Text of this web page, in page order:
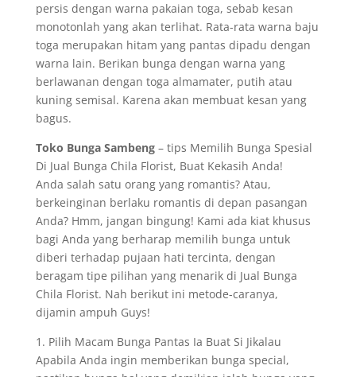
persis dengan warna pakaian toga, sebab kesan
monotonlah yang akan terlihat. Rata-rata warna baju
toga merupakan hitam yang pantas dipadu dengan
warna lain. Berikan bunga dengan warna yang
berlawanan dengan toga almamater, putih atau
kuning semisal. Karena akan membuat kesan yang
bagus.
Toko Bunga Sambeng– tips Memilih Bunga Spesial
Di Jual Bunga Chila Florist, Buat Kekasih Anda!
Anda salah satu orang yang romantis? Atau,
berkeinginan berlaku romantis di depan pasangan
Anda? Hmm, jangan bingung! Kami ada kiat khusus
bagi Anda yang berharap memilih bunga untuk
diberi terhadap pujaan hati tercinta, dengan
beragam tipe pilihan yang menarik di Jual Bunga
Chila Florist. Nah berikut ini metode-caranya,
dijamin ampuh Guys!
1. Pilih Macam Bunga Pantas Ia Buat Si Jikalau
Apabila Anda ingin memberikan bunga special,